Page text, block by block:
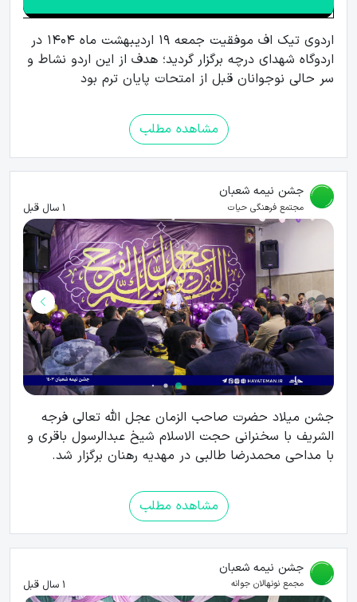
اردوی تیک اف موفقیت جمعه 19 اردیبهشت ماه 1404 در
اردوگاه شهدای درچه برگزار گردید؛ هدف از این اردو نشاط و
سر حالی نوجوانان قبل از امتحات پایان ترم بود
مشاهده مطلب
جشن نیمه شعبان
مجتمع فرهنگی حیات 1 سال قبل
جشن میلاد حضرت صاحب الزمان عجل الله تعالی فرجه
الشریف با سخنرانی حجت الاسلام شیخ عبدالرسول باقری و
با مداحی محمدرضا طالبی در مهدیه رهنان برگزار شد.
مشاهده مطلب
جشن نیمه شعبان
مجمع نونهالان جوانه 1 سال قبل